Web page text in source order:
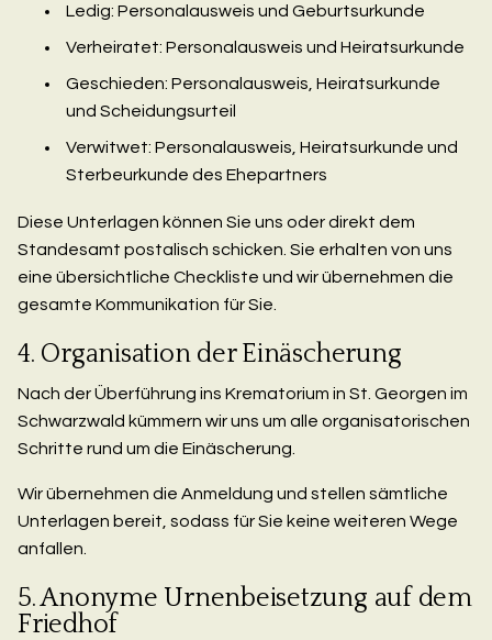
Ledig: Personalausweis und Geburtsurkunde
Verheiratet: Personalausweis und Heiratsurkunde
Geschieden: Personalausweis, Heiratsurkunde
und Scheidungsurteil
Verwitwet: Personalausweis, Heiratsurkunde und
Sterbeurkunde des Ehepartners
Diese Unterlagen können Sie uns oder direkt dem
Standesamt postalisch schicken. Sie erhalten von uns
eine übersichtliche Checkliste und wir übernehmen die
gesamte Kommunikation für Sie.
4. Organisation der Einäscherung
Nach der Überführung ins Krematorium in St. Georgen im
Schwarzwald kümmern wir uns um alle organisatorischen
Schritte rund um die Einäscherung.
Wir übernehmen die Anmeldung und stellen sämtliche
Unterlagen bereit, sodass für Sie keine weiteren Wege
anfallen.
5. Anonyme Urnenbeisetzung auf dem
Friedhof